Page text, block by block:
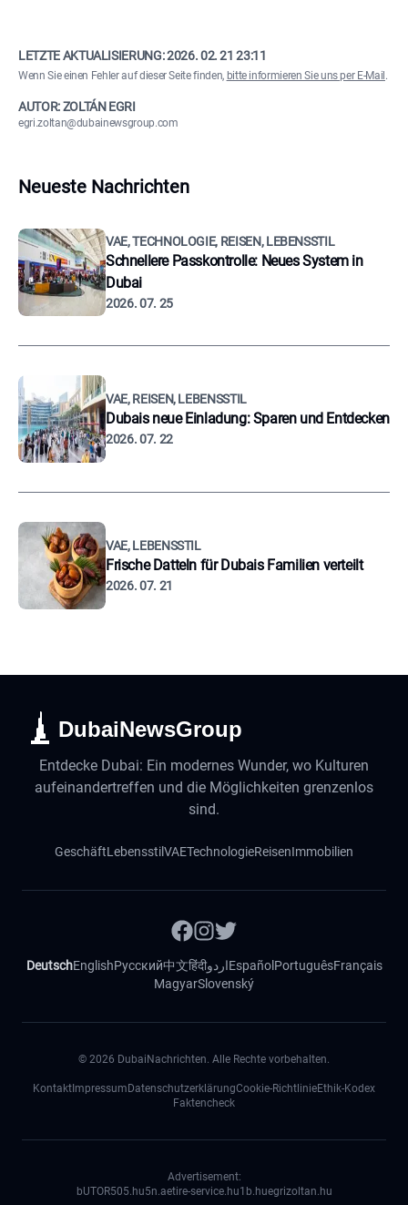
LETZTE AKTUALISIERUNG:2026. 02. 21 23:11
Wenn Sie einen Fehler auf dieser Seite finden, bitte informieren Sie uns per E-Mail .
AUTOR: ZOLTÁN EGRI
egri.zoltan@dubainewsgroup.com
Neueste Nachrichten
VAE, TECHNOLOGIE, REISEN, LEBENSSTIL
Schnellere Passkontrolle: Neues System in
Dubai
2026. 07. 25
VAE, REISEN, LEBENSSTIL
Dubais neue Einladung: Sparen und Entdecken
2026. 07. 22
VAE, LEBENSSTIL
Frische Datteln für Dubais Familien verteilt
2026. 07. 21
DubaiNewsGroup
Entdecke Dubai: Ein modernes Wunder, wo Kulturen
aufeinandertreffen und die Möglichkeiten grenzenlos
sind.
GeschäftLebensstilVAETechnologieReisenImmobilien
DeutschEnglishРусский中文हिंदीاردوEspañol PortuguêsFrançais
MagyarSlovenský
© 2026 DubaiNachrichten. Alle Rechte vorbehalten.
Kontakt Impressum DatenschutzerklärungCookie-RichtlinieEthik-Kodex
Faktencheck
Advertisement:
bUTOR505.hu5n.aetire-service.hu1b.huegrizoltan.hu